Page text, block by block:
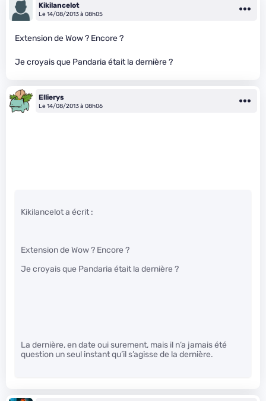
Kikilancelot
Le 14/08/2013 à 08h05
Extension de Wow ? Encore ?
Je croyais que Pandaria était la dernière ?
Ellierys
Le 14/08/2013 à 08h06
Kikilancelot a écrit :
Extension de Wow ? Encore ?
Je croyais que Pandaria était la dernière ?
La dernière, en date oui surement, mais il n’a jamais été
question un seul instant qu’il s’agisse de la dernière.